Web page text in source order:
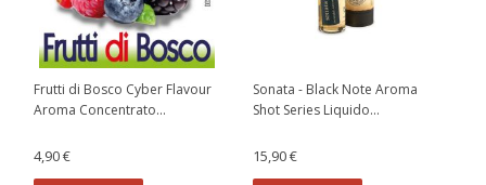
Frutti di Bosco Cyber Flavour
Aroma Concentrato...
4,90 €
Sonata - Black Note Aroma
Shot Series Liquido...
15,90 €